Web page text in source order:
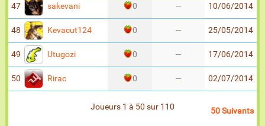
47 sakevani 0 — 10/06/2014
48 Kevacut124 0 — 25/05/2014
49 Utugozi 0 — 17/06/2014
50 Rirac 0 — 02/07/2014
Joueurs 1 à 50 sur 110 50 Suivants